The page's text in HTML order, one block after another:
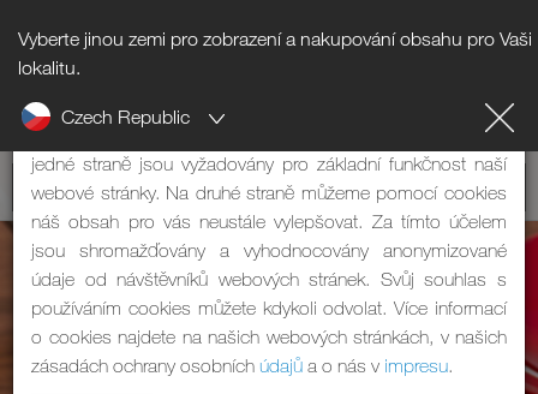
Vyberte jinou zemi pro zobrazení a nakupování obsahu pro Vaši
lokalitu.
Czech Republic
Upozornění na cookies
Naše webová stránka používá cookies. Mají dvě funkce: Na
jedné straně jsou vyžadovány pro základní funkčnost naší
webové stránky. Na druhé straně můžeme pomocí cookies
náš obsah pro vás neustále vylepšovat. Za tímto účelem
jsou shromažďovány a vyhodnocovány anonymizované
údaje od návštěvníků webových stránek. Svůj souhlas s
používáním cookies můžete kdykoli odvolat. Více informací
o cookies najdete na našich webových stránkách, v našich
zásadách ochrany osobních údajů a o nás v impresu.